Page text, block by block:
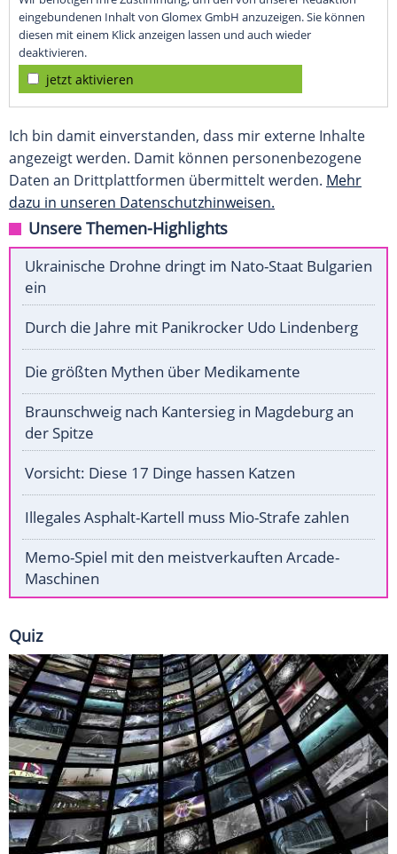
eingebundenen Inhalt von Glomex GmbH anzuzeigen. Sie können
diesen mit einem Klick anzeigen lassen und auch wieder
deaktivieren.
jetzt aktivieren
Ich bin damit einverstanden, dass mir externe Inhalte
angezeigt werden. Damit können personenbezogene
Daten an Drittplattformen übermittelt werden. Mehr
dazu in unseren Datenschutzhinweisen.
Unsere Themen-Highlights
Ukrainische Drohne dringt im Nato-Staat Bulgarien
ein
Durch die Jahre mit Panikrocker Udo Lindenberg
Die größten Mythen über Medikamente
Braunschweig nach Kantersieg in Magdeburg an
der Spitze
Vorsicht: Diese 17 Dinge hassen Katzen
Illegales Asphalt-Kartell muss Mio-Strafe zahlen
Memo-Spiel mit den meistverkauften Arcade-
Maschinen
Quiz